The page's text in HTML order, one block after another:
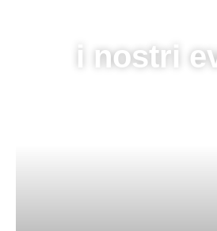
i nostri